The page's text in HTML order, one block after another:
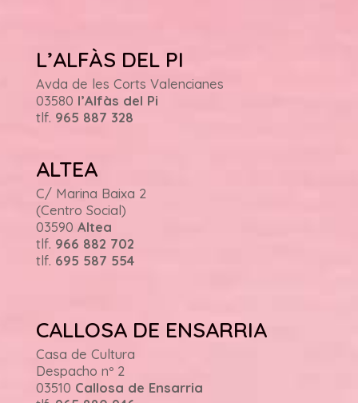
L’ALFÀS DEL PI
Avda de les Corts Valencianes
03580 l’Alfàs del Pi
tlf. 965 887 328
ALTEA
C/ Marina Baixa 2
(Centro Social)
03590 Altea
tlf. 966 882 702
tlf. 695 587 554
CALLOSA DE ENSARRIA
Casa de Cultura
Despacho nº 2
03510 Callosa de Ensarria